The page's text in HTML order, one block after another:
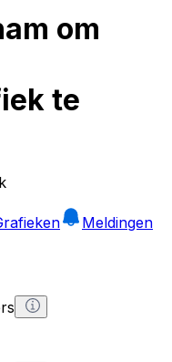
om
te
Meldingen